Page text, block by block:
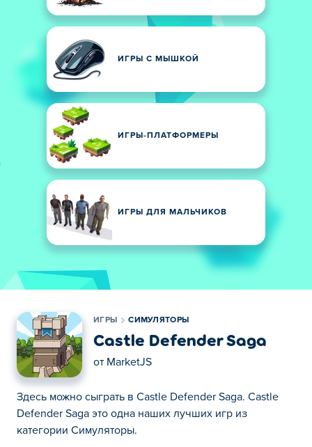
ИГРЫ С МЫШКОЙ
ИГРЫ-ПЛАТФОРМЕРЫ
ИГРЫ ДЛЯ МАЛЬЧИКОВ
ИГРЫ СИМУЛЯТОРЫ
Castle Defender Saga
от MarketJS
Здесь можно сыграть в Castle Defender Saga. Castle
Defender Saga это одна наших лучших игр из
категории Симуляторы.